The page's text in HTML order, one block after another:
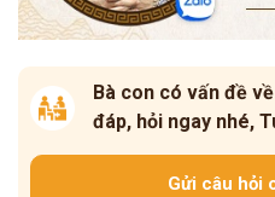
Bà con có vấn đề
đáp, hỏi ngay nhé,
Gửi câu hỏi